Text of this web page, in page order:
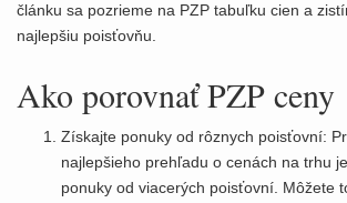
článku sa pozrieme na PZP tabuľku cien a
najlepšiu poisťovňu.
Ako porovnať PZP ceny
Získajte ponuky od rôznych poisťovní:
najlepšieho prehľadu o cenách na trhu
ponuky od viacerých poisťovní. Môžete